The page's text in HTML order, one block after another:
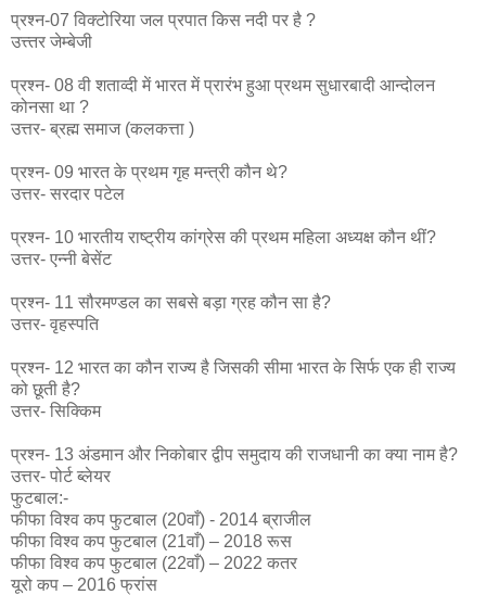
प्रश्न-07 विक्टोरिया जल प्रपात किस नदी पर है ?
उत्त्तर जेम्बेजी
प्रश्न- 08 वी शताव्दी में भारत में प्रारंभ हुआ प्रथम सुधारबादी आन्दोलन
कोनसा था ?
उत्तर- ब्रह्म समाज (कलकत्ता )
प्रश्न- 09 भारत के प्रथम गृह मन्त्री कौन थे?
उत्तर- सरदार पटेल
प्रश्न- 10 भारतीय राष्ट्रीय कांग्रेस की प्रथम महिला अध्यक्ष कौन थीं?
उत्तर- एन्नी बेसेंट
प्रश्न- 11 सौरमण्डल का सबसे बड़ा ग्रह कौन सा है?
उत्तर- वृहस्पति
प्रश्न- 12 भारत का कौन राज्य है जिसकी सीमा भारत के सिर्फ एक ही राज्य
को छूती है?
उत्तर- सिक्किम
प्रश्न- 13 अंडमान और निकोबार द्वीप समुदाय की राजधानी का क्या नाम है?
उत्तर- पोर्ट ब्लेयर
फुटबाल:-
फीफा विश्व कप फुटबाल (20वाँ) - 2014 ब्राजील
फीफा विश्व कप फुटबाल (21वाँ) – 2018 रूस
फीफा विश्व कप फुटबाल (22वाँ) – 2022 कतर
यूरो कप – 2016 फ्रांस